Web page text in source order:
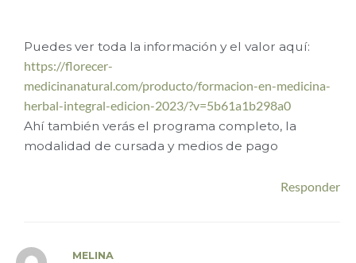
Puedes ver toda la información y el valor aquí:
https://florecer-
medicinanatural.com/producto/formacion-en-medicina-
herbal-integral-edicion-2023/?v=5b61a1b298a0
Ahí también verás el programa completo, la
modalidad de cursada y medios de pago
Responder
MELINA